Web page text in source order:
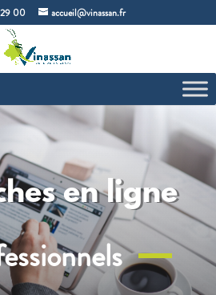
00 accueil@vinassan.fr
en ligne